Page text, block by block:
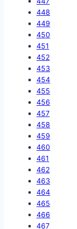
448
449
450
451
452
453
454
455
456
457
458
459
460
461
462
463
464
465
466
467